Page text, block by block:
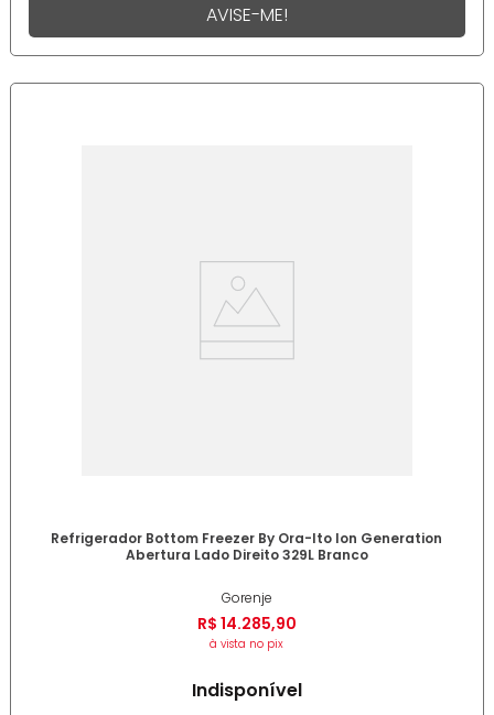
AVISE-ME!
Refrigerador Bottom Freezer By Ora-Ito Ion Generation
Abertura Lado Direito 329L Branco
Gorenje
R$ 14.285,90
à vista no pix
Indisponível